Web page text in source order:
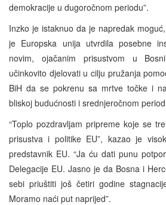
demokracije u dugoročnom periodu”.
Inzko je istaknuo da je napredak
je Europska unija utvrdila posebne
novim, ojačanim prisustvom u
učinkovito djelovati u cilju pružanja
BiH da se pokrenu sa mrtve točke i
bliskoj budućnosti i srednjeročnom
“Toplo pozdravljam pripreme koje se
prisustva i politike EU”, kazao je
predstavnik EU. “Ja ću dati punu
Delegacije EU. Jasno je da Bosna i
sebi priuštiti još četiri godine
Moramo naći put naprijed”.